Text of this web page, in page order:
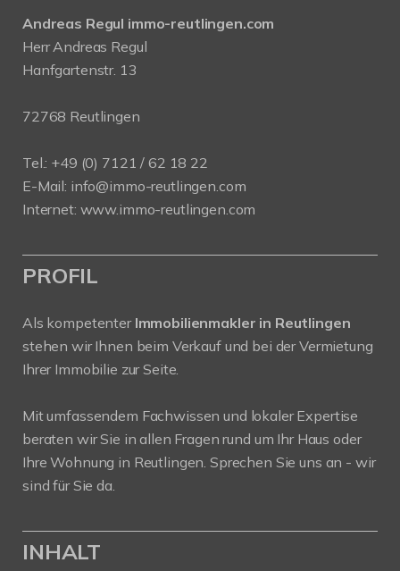
Andreas Regul immo-reutlingen.com
Herr Andreas Regul
Hanfgartenstr. 13
72768 Reutlingen
Tel.: +49 (0) 7121 / 62 18 22
E-Mail: info@immo-reutlingen.com
Internet: www.immo-reutlingen.com
PROFIL
Als kompetenter Immobilienmakler in Reutlingen
stehen wir Ihnen beim Verkauf und bei der Vermietung
Ihrer Immobilie zur Seite.
Mit umfassendem Fachwissen und lokaler Expertise
beraten wir Sie in allen Fragen rund um Ihr Haus oder
Ihre Wohnung in Reutlingen. Sprechen Sie uns an - wir
sind für Sie da.
INHALT